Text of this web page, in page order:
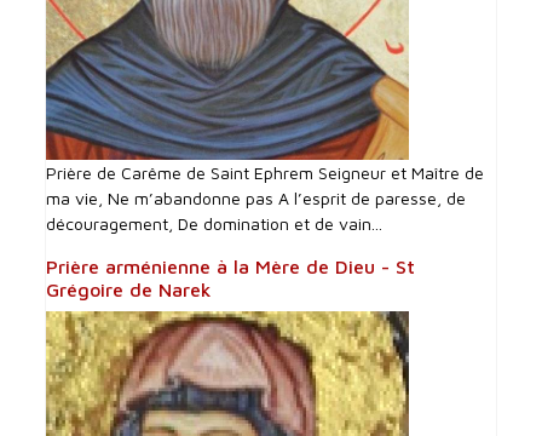
Prière de Carême de Saint Ephrem Seigneur et Maître de
ma vie, Ne m’abandonne pas A l’esprit de paresse, de
découragement, De domination et de vain...
Prière arménienne à la Mère de Dieu - St
Grégoire de Narek